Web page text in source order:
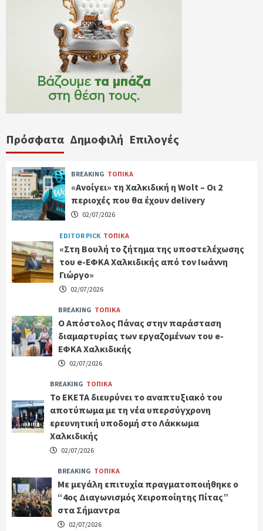
Πρόσφατα Δημοφιλή Επιλογές
BREAKING ΤΟΠΙΚΑ
«Ανοίγει» τη Χαλκιδική η Wolt – Οι 2
περιοχές που θα έχουν delivery
02/07/2026
EDITOR PICK ΤΟΠΙΚΑ
«Στη Βουλή το ζήτημα της υποστελέχωσης
του e-ΕΦΚΑ Χαλκιδικής από τον Ιωάννη
Γιώργο»
02/07/2026
BREAKING ΤΟΠΙΚΑ
Ο Απόστολος Πάνας στην παράσταση
διαμαρτυρίας των εργαζομένων του e-
ΕΦΚΑ Χαλκιδικής
02/07/2026
BREAKING ΤΟΠΙΚΑ
Το ΕΚΕΤΑ διευρύνει το αναπτυξιακό του
αποτύπωμα με τη νέα υπερσύγχρονη
ερευνητική υποδομή στο Λάκκωμα
Χαλκιδικής
02/07/2026
BREAKING ΤΟΠΙΚΑ
Με μεγάλη επιτυχία πραγματοποιήθηκε ο
“4ος Διαγωνισμός Χειροποίητης Πίτας”
στα Σήμαντρα
02/07/2026